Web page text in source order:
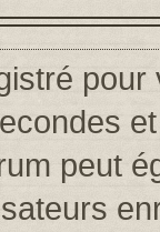
pour
peut